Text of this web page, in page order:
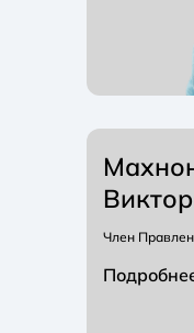
Член